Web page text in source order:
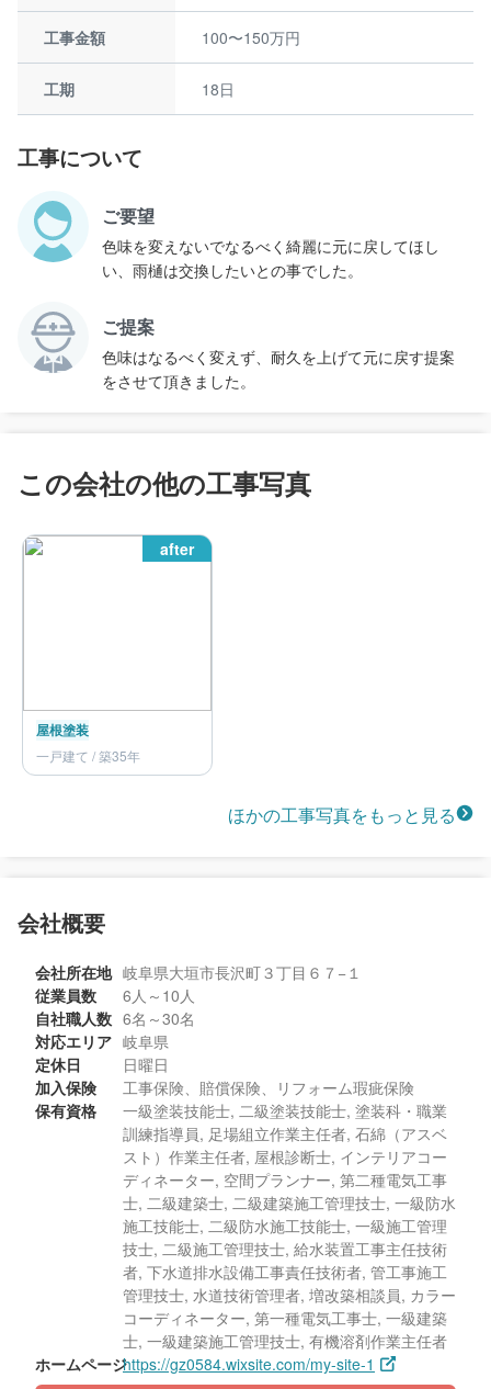
工事金額 100〜150万円
工期 18日
工事について
ご要望
色味を変えないでなるべく綺麗に元に戻してほし
い、雨樋は交換したいとの事でした。
ご提案
色味はなるべく変えず、耐久を上げて元に戻す提案
をさせて頂きました。
この会社の他の工事写真
after
屋根塗装
一戸建て / 築35年
ほかの工事写真をもっと見る
会社概要
会社所在地 岐阜県大垣市長沢町３丁目６７−１
従業員数
6人～10人
自社職人数 6名～30名
対応エリア 岐阜県
定休日
日曜日
加入保険
工事保険、賠償保険、リフォーム瑕疵保険
保有資格
一級塗装技能士, 二級塗装技能士, 塗装科・職業
訓練指導員, 足場組立作業主任者, 石綿（アスベ
スト）作業主任者, 屋根診断士, インテリアコー
ディネーター, 空間プランナー, 第二種電気工事
士, 二級建築士, 二級建築施工管理技士, 一級防水
施工技能士, 二級防水施工技能士, 一級施工管理
技士, 二級施工管理技士, 給水装置工事主任技術
者, 下水道排水設備工事責任技術者, 管工事施工
管理技士, 水道技術管理者, 増改築相談員, カラー
コーディネーター, 第一種電気工事士, 一級建築
士, 一級建築施工管理技士, 有機溶剤作業主任者
ホームページhttps://gz0584.wixsite.com/my-site-1